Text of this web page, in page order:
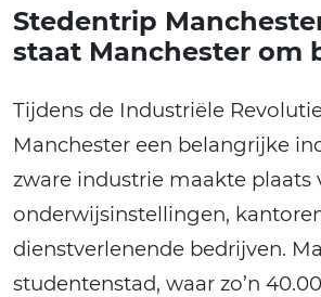
Stedentrip
staat Manchester om
Tijdens de Industriële
Manchester een belangrijke
zware industrie maakte plaats
onderwijsinstellingen,
dienstverlenende bedrijven.
studentenstad, waar zo’n